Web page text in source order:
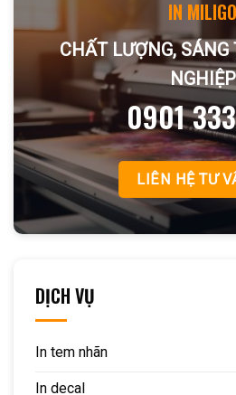
IN MILIGO
CHẤT LƯỢNG, SÁNG
NGHIỆP
0901
LIÊN HỆ TƯ
DỊCH VỤ
In tem nhãn
In decal